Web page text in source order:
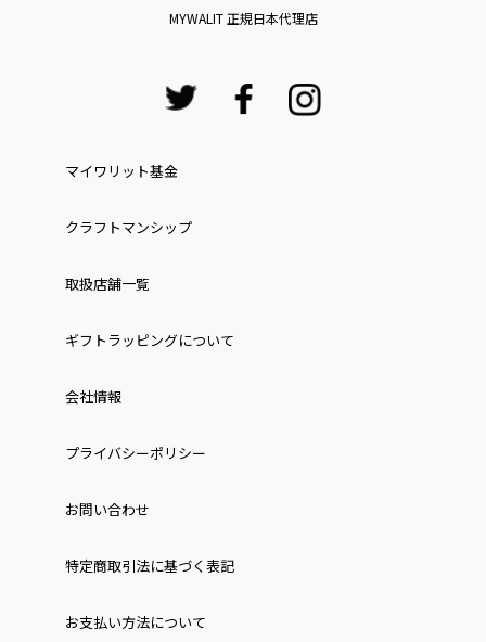
MYWALIT 正規日本代理店
マイワリット基金
クラフトマンシップ
取扱店舗一覧
ギフトラッピングについて
会社情報
プライバシーポリシー
お問い合わせ
特定商取引法に基づく表記
お⽀払い⽅法について